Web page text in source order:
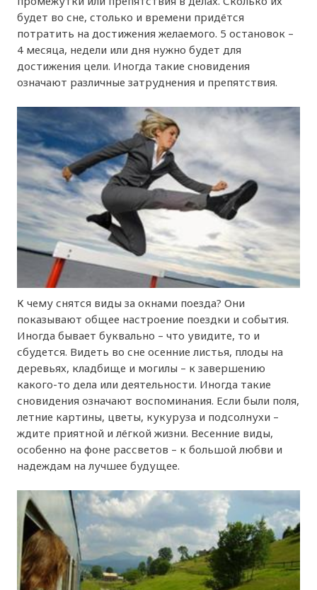
будет во сне, столько и времени придётся
потратить на достижения желаемого. 5 остановок –
4 месяца, недели или дня нужно будет для
достижения цели. Иногда такие сновидения
означают различные затруднения и препятствия.
К чему снятся виды за окнами поезда? Они
показывают общее настроение поездки и события.
Иногда бывает буквально – что увидите, то и
сбудется. Видеть во сне осенние листья, плоды на
деревьях, кладбище и могилы – к завершению
какого-то дела или деятельности. Иногда такие
сновидения означают воспоминания. Если были поля,
летние картины, цветы, кукуруза и подсолнухи –
ждите приятной и лёгкой жизни. Весенние виды,
особенно на фоне рассветов – к большой любви и
надеждам на лучшее будущее.